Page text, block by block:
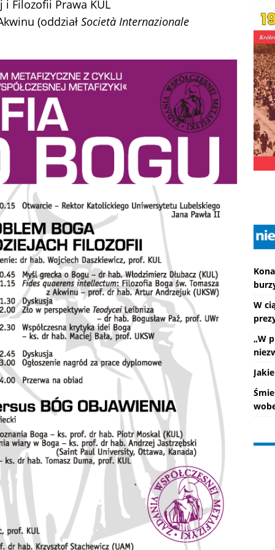
Filozofii Prawa KUL
(oddział Società Internazionale
W
„W